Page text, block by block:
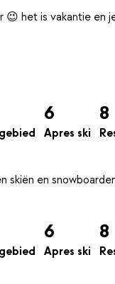
😉 het is vakantie en
6
Apres ski
8
skiën en
6
Apres ski
8